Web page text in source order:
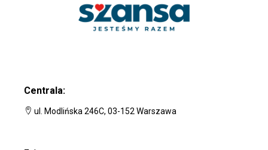
Centrala:
ul. Modlińska 246C, 03-152 Warszawa